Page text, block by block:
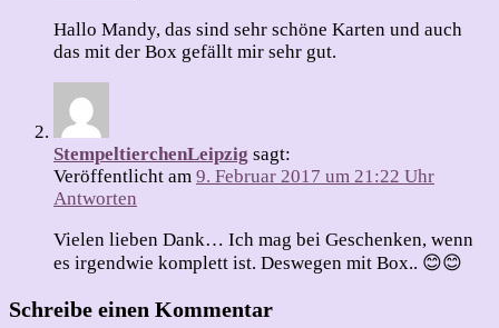
Hallo Mandy, das sind sehr schöne Karten und auch
das mit der Box gefällt mir sehr gut.
StempeltierchenLeipzig sagt:
Veröffentlicht am 9. Februar 2017 um 21:22 Uhr
Antworten
Vielen lieben Dank… Ich mag bei Geschenken, wenn
es irgendwie komplett ist. Deswegen mit Box.. 😊😊
Schreibe einen Kommentar